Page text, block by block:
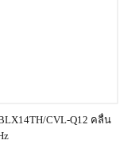
CVL-Q12 คลื่น